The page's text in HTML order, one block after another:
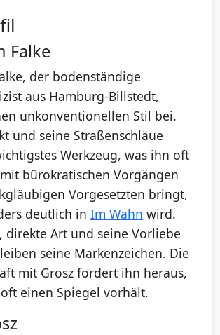
Falke
der bodenständige
aus Hamburg-Billstedt,
unkonventionellen Stil bei.
und seine Straßenschläue
Werkzeug, was ihn oft
bürokratischen Vorgängen
Vorgesetzten bringt,
deutlich in Im Wahn wird.
direkte Art und seine Vorliebe
seine Markenzeichen. Die
mit Grosz fordert ihn heraus,
einen Spiegel vorhält.